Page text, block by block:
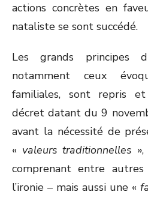
actions concrètes en
nataliste se sont succédé.
Les grands
notamment ceux
familiales, sont repris
décret datant du 9
avant la nécessité de
« valeurs traditionnelles
comprenant entre autres
l’ironie – mais aussi une «